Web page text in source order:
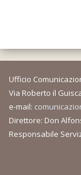
Ufficio
Via Roberto il
e-mail:
Direttore: Don
Responsabile